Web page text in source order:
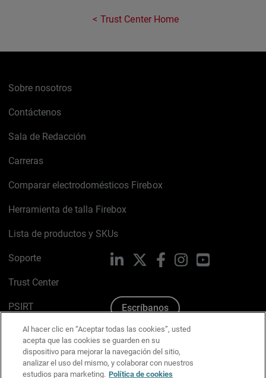
Trust Center Home
Sobre nosotros
Contáctenos
Sala de Redacción
Carreras
Comparar electrodomésticos Firebox
Herramienta de talla Firebox
Lista de productos y SKUs
Soporte
Trust Center
PSIRT
Política de cookies
Política de privacidad
LinkedIn FacebookInstagramYouTube
Escríbanos
Al hacer clic en “Aceptar todas las cookies”, usted
acepta que las cookies se guarden en su
dispositivo para mejorar la navegación del sitio,
analizar el uso del mismo, y colaborar con nuestros
estudios para marketing. Política de cookies